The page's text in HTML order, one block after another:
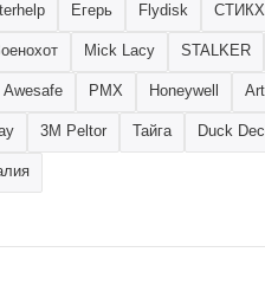
Егерь Flydisk
Mick Lacy STALKER
Awesafe PMX Honeywell
3M Peltor Тайга Duck